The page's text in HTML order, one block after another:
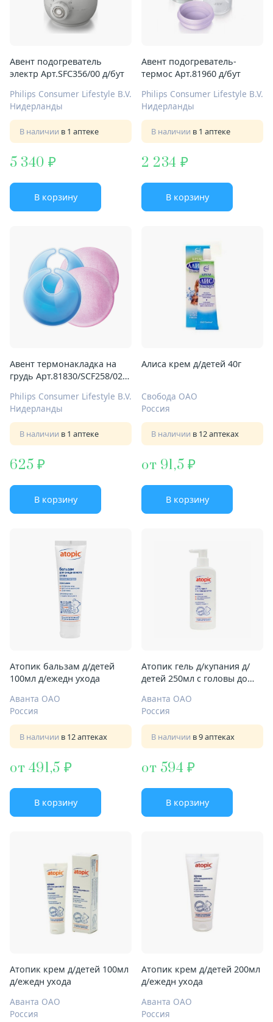
Авент подогреватель
электр Арт.SFC356/00 д/бут
Philips Consumer Lifestyle B.V.
Нидерланды
В наличии в 1 аптеке
5 340
В корзину
Авент подогреватель-
термос Арт.81960 д/бут
Philips Consumer Lifestyle B.V.
Нидерланды
В наличии в 1 аптеке
2 234
В корзину
Авент термонакладка на
грудь Арт.81830/SCF258/02
Philips Consumer Lifestyle B.V.
Нидерланды
В наличии в 1 аптеке
625
В корзину
Алиса крем д/детей 40г
Свобода ОАО
Россия
В наличии в 12 аптеках
от 91,5
В корзину
Атопик бальзам д/детей
100мл д/ежедн ухода
Аванта ОАО
Россия
В наличии в 12 аптеках
от 491,5
В корзину
Атопик гель д/купания д/
детей 250мл с головы до
Аванта ОАО
Россия
В наличии в 9 аптеках
от 594
В корзину
Атопик крем д/детей 100мл
д/ежедн ухода
Аванта ОАО
Россия
Атопик крем д/детей 200мл
д/ежедн ухода
Аванта ОАО
Россия